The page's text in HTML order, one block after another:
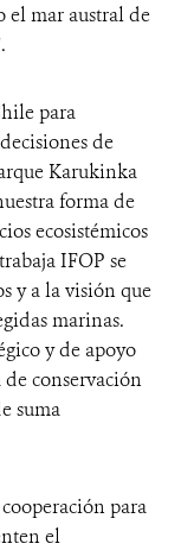
el mar austral de
para
de
Karukinka
forma de
ecosistémicos
IFOP se
y a la visión que
marinas.
y de apoyo
conservación
suma
para
el